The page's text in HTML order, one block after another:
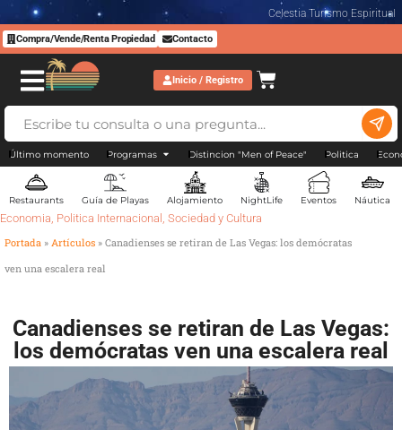
Celestia Turismo Espiritual
Compra/Vende/Renta Propiedad Contacto
Inicio / Registro
Último momento Programas Distincion "Men of Peace" Politica
Restaurants Guía de Playas Alojamiento NightLife Eventos Náutica
Economia, Politica Internacional , Sociedad y Cultura
Portada » Artículos » Canadienses se retiran de Las Vegas: los demócratas
ven una escalera real
Canadienses se retiran de Las Vegas:
los demócratas ven una escalera real